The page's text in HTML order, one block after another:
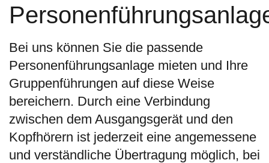
Bei uns können Sie die passende
Personenführungsanlage mieten und Ihre
Gruppenführungen auf diese Weise
bereichern. Durch eine Verbindung
zwischen dem Ausgangsgerät und den
Kopfhörern ist jederzeit eine angemessene
und verständliche Übertragung möglich, bei